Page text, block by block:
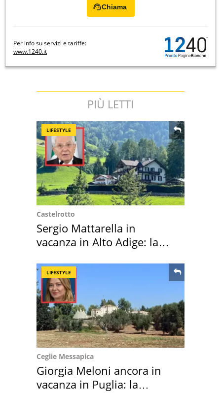
Chiama
Per info su servizi e tariffe:
www.1240.it
PIÙ LETTI
LIFESTYLE
Castelrotto
Sergio Mattarella in
vacanza in Alto Adige: la
LIFESTYLE
Ceglie Messapica
Giorgia Meloni ancora in
vacanza in Puglia: la